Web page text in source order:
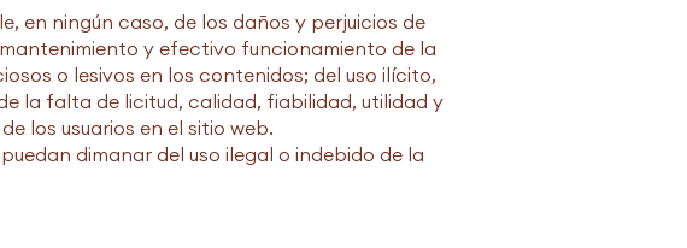
en ningún caso, de los daños y perjuicios de
y efectivo funcionamiento de la
o lesivos en los contenidos; del uso ilícito,
la falta de licitud, calidad, fiabilidad, utilidad y
los usuarios en el sitio web.
dimanar del uso ilegal o indebido de la